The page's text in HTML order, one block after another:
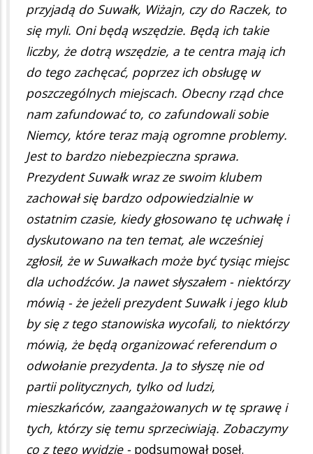
przyjadą do Suwałk, Wiżajn, czy do Raczek, to
się myli. Oni będą wszędzie. Będą ich takie
liczby, że dotrą wszędzie, a te centra mają ich
do tego zachęcać, poprzez ich obsługę w
poszczególnych miejscach. Obecny rząd chce
nam zafundować to, co zafundowali sobie
Niemcy, które teraz mają ogromne problemy.
Jest to bardzo niebezpieczna sprawa.
Prezydent Suwałk wraz ze swoim klubem
zachował się bardzo odpowiedzialnie w
ostatnim czasie, kiedy głosowano tę uchwałę i
dyskutowano na ten temat, ale wcześniej
zgłosił, że w Suwałkach może być tysiąc miejsc
dla uchodźców. Ja nawet słyszałem - niektórzy
mówią - że jeżeli prezydent Suwałk i jego klub
by się z tego stanowiska wycofali, to niektórzy
mówią, że będą organizować referendum o
odwołanie prezydenta. Ja to słyszę nie od
partii politycznych, tylko od ludzi,
mieszkańców, zaangażowanych w tę sprawę i
tych, którzy się temu sprzeciwiają. Zobaczymy
co z tego wyjdzie - podsumował poseł.